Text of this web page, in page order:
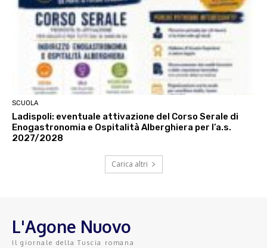
SCUOLA
Ladispoli: eventuale attivazione del Corso Serale di
Enogastronomia e Ospitalità Alberghiera per l’a.s.
2027/2028
Carica altri
L'Agone Nuovo
Il giornale della Tuscia romana